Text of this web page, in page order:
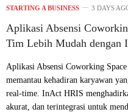
STARTING A BUSINESS 3 DAYS
Aplikasi Absensi
Tim Lebih Mudah dengan
Aplikasi Absensi Coworking
memantau kehadiran karyawan
real-time. InAct HRIS
akurat, dan terintegrasi untuk